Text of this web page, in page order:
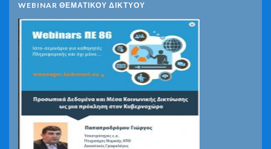
WEBINAR ΘΕΜΑΤΙΚΟΥ ΔΙΚΤΥΟΥ